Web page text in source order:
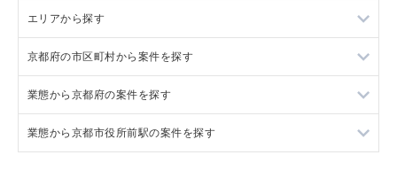
ラーメンの居抜き売却物件の案件一覧
フランス料理の居抜き売却物件の案件一覧
イタリア料理の居抜き売却物件の案件一覧
中華の居抜き売却物件の案件一覧
エリアから探す
東京23区の飲食店の居抜き売却物件の案件一覧
東京都下の飲食店の居抜き売却物件の案件一覧
千葉県の飲食店の居抜き売却物件の案件一覧
京都府の市区町村から案件を探す
京都市中京区の飲食店の居抜き売却物件の案件一覧
京田辺市の飲食店の居抜き売却物件の案件一覧
業態から京都府の案件を探す
京都府のラーメンの居抜き売却物件の案件一覧
業態から京都市役所前駅の案件を探す